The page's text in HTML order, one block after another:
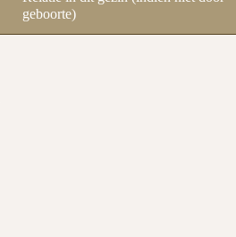
geboorte)